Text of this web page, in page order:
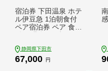
宿泊券 下田温泉 ホテ
ル伊豆急 1泊朝食付
ペア宿泊券 ペア 食事
光 トラベル オーシャ
ンビュー バイキング
静岡県下田市
67,000 円